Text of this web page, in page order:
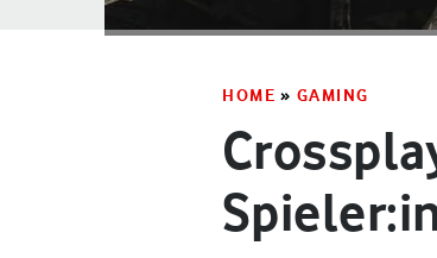
HOME » GAMING